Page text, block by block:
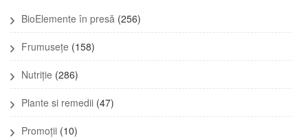
BioElemente în presă (256)
Frumusețe (158)
Nutriție (286)
Plante si remedii (47)
Promoții (10)